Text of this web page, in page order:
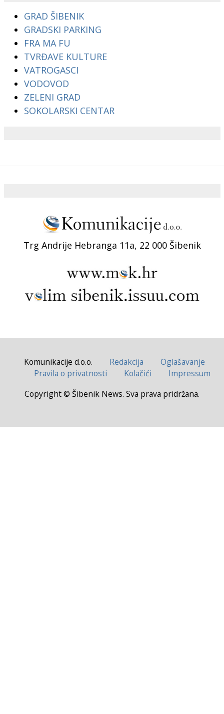
GRAD ŠIBENIK
GRADSKI PARKING
FRA MA FU
TVRĐAVE KULTURE
VATROGASCI
VODOVOD
ZELENI GRAD
SOKOLARSKI CENTAR
Trg Andrije Hebranga 11a, 22 000 Šibenik
Komunikacije d.o.o. Redakcija
Oglašavanje
Pravila o privatnosti
Kolačići
Impressum
Copyright © Šibenik News. Sva prava pridržana.